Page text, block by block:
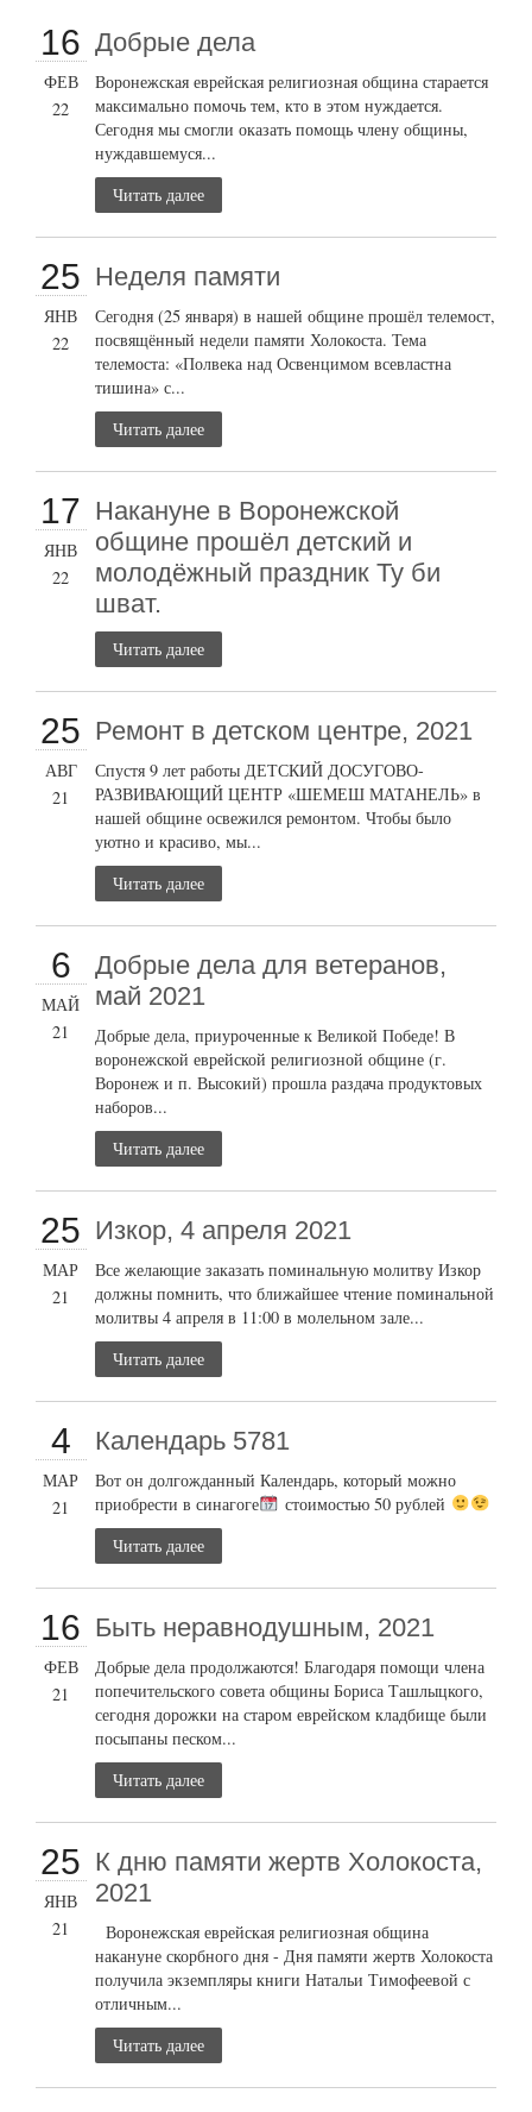
16
ФЕВ
22
Добрые дела
Воронежская еврейская религиозная община старается
максимально помочь тем, кто в этом нуждается.
Сегодня мы смогли оказать помощь члену общины,
нуждавшемуся...
Читать далее
25
ЯНВ
22
Неделя памяти
Сегодня (25 января) в нашей общине прошёл телемост,
посвящённый недели памяти Холокоста. Тема
телемоста: «Полвека над Освенцимом всевластна
тишина» с...
Читать далее
17
ЯНВ
22
Накануне в Воронежской
общине прошёл детский и
молодёжный праздник Ту би
шват.
Читать далее
25
АВГ
21
Ремонт в детском центре, 2021
Спустя 9 лет работы ДЕТСКИЙ ДОСУГОВО-
РАЗВИВАЮЩИЙ ЦЕНТР «ШЕМЕШ МАТАНЕЛЬ» в
нашей общине освежился ремонтом. Чтобы было
уютно и красиво, мы...
Читать далее
6
МАЙ
21
Добрые дела для ветеранов,
май 2021
Добрые дела, приуроченные к Великой Победе! В
воронежской еврейской религиозной общине (г.
Воронеж и п. Высокий) прошла раздача продуктовых
наборов...
Читать далее
25
МАР
21
Изкор, 4 апреля 2021
Все желающие заказать поминальную молитву Изкор
должны помнить, что ближайшее чтение поминальной
молитвы 4 апреля в 11:00 в молельном зале...
Читать далее
4
МАР
21
Календарь 5781
Вот он долгожданный Календарь, который можно
приобрести в синагоге
стоимостью 50 рублей
Читать далее
16
ФЕВ
21
Быть неравнодушным, 2021
Добрые дела продолжаются! Благодаря помощи члена
попечительского совета общины Бориса Ташлыцкого,
сегодня дорожки на старом еврейском кладбище были
посыпаны песком...
Читать далее
25
ЯНВ
21
К дню памяти жертв Холокоста,
2021
Воронежская еврейская религиозная община
накануне скорбного дня - Дня памяти жертв Холокоста
получила экземпляры книги Натальи Тимофеевой с
отличным...
Читать далее